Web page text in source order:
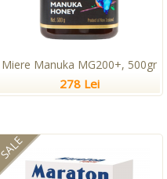
Miere Manuka MG200+, 500gr
278 Lei
SALE